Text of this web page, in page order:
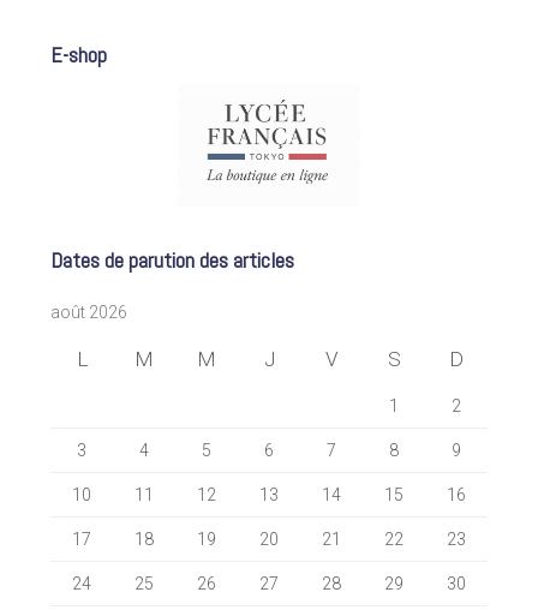
E-shop
Dates de parution des articles
août 2026
L M M J V S D
1 2
3 4 5 6 7 8 9
10 11 12 13 14 15 16
17 18 19 20 21 22 23
24 25 26 27 28 29 30